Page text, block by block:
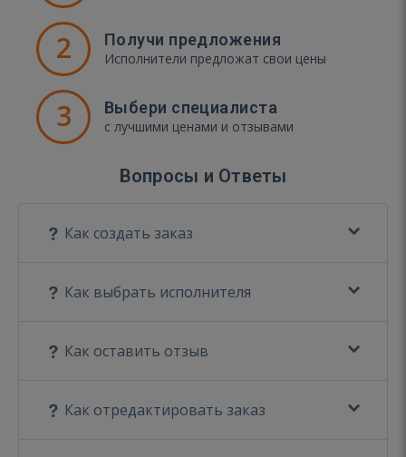
2 Получи предложения
Исполнители предложат свои цены
3 Выбери специалиста
с лучшими ценами и отзывами
Вопросы и Ответы
Как создать заказ
Как выбрать исполнителя
Как оставить отзыв
Как отредактировать заказ